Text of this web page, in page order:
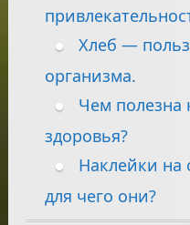
Хлеб —
организма.
Чем полезна
здоровья?
Наклейки
для чего они?